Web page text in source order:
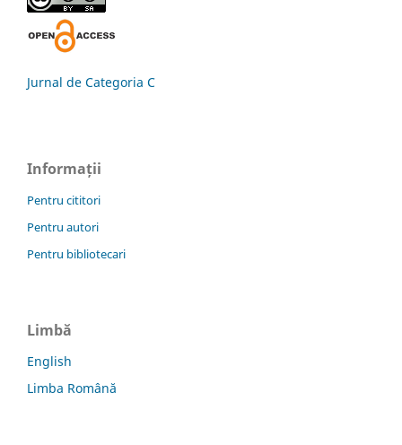
Jurnal de Categoria C
Informații
Pentru cititori
Pentru autori
Pentru bibliotecari
Limbă
English
Limba Română